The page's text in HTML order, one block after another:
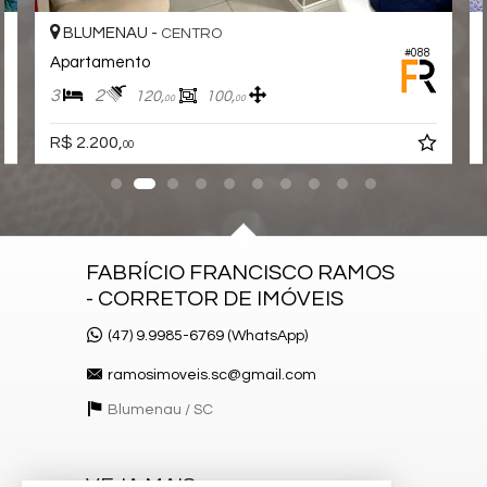
Horta
Deck Molhado
Espaço Zen
Box de Praia
Lounge
Hidromassagem
#088
BLUMENAU - CENTRO
Apartamento
3 2 120,00 100,00
R$ 2.200, 00
FABRÍCIO FRANCISCO RAMOS
- CORRETOR DE IMÓVEIS
(47) 9.9985-6769 (WhatsApp)
ramosimoveis.sc@gmail.com
Blumenau / SC